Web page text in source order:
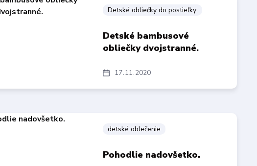
17 11 2020
Detské obliečky do postieľky.
Detské bambusové
obliečky dvojstranné.
detské oblečenie
Pohodlie nadovšetko.